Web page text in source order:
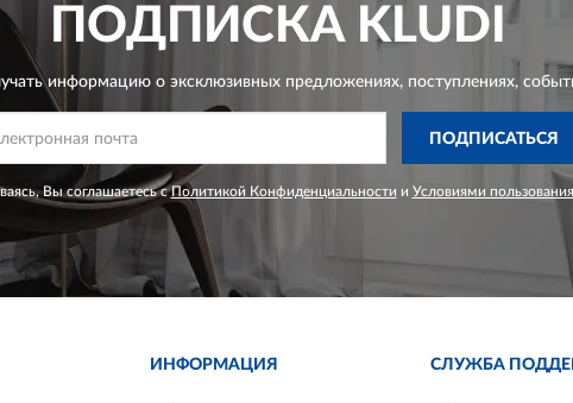
ПОДПИСКАKLUDI
информацию о эксклюзивных предложениях,поступлениях,
ПОДПИСАТЬСЯ
Вы соглашаетесь сПолитикой Конфиденциальности и Условиями пользования
ИНФОРМАЦИЯ СЛУЖБА